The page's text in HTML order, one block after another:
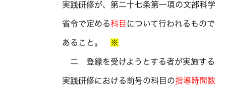
実践研修が、第二十七条第一項の文部科学
省令で定める科目 について行われるもので
あること。 ※
二 登録を受けようとする者が実施する
実践研修における前号の科目の指導時間数